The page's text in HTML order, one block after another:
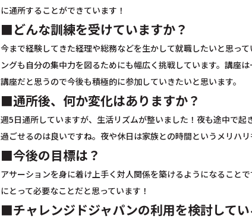
に通所することができています！
■どんな訓練を受けていますか？
今まで経験してきた経理や総務などを生かして就職したいと思っ
ングも自分の集中力を図るためにも幅広く挑戦しています。講座
講座だと思うので今後も積極的に参加していきたいと思います。
■通所後、何か変化はありますか？
週5日通所していますが、生活リズムが整いました！夜も途中で
過ごせるのは良いですね。夜や休日は家族との時間というメリハ
■今後の目標は？
アサーションを身に着け上手く対人関係を築けるようになること
にとって必要なことだと思っています！
■チャレンジドジャパンの利用を検討してい